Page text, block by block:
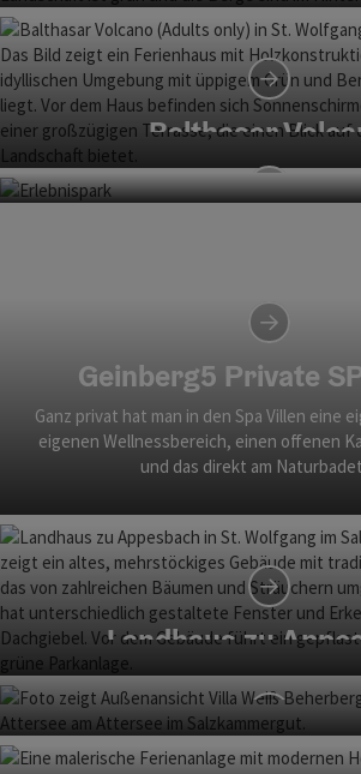
Jahr 1872.
Hotel Lavendel - Spa &
Gemütliche alpenländische Zimmer
moderner Spa-Bereich.
Balthasar
Top-nachhaltige Premium-
Sternenhimmel-Chalet -
Geinberg5 Private
Ganz privat hat man in den Spa Villen eine
eigenen Wellnessbereich, einen offenen
und das direkt am
Landhaus zu
Dezente Romantik im